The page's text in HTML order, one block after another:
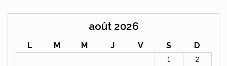
août 2026
L M M J V S
D
1
2